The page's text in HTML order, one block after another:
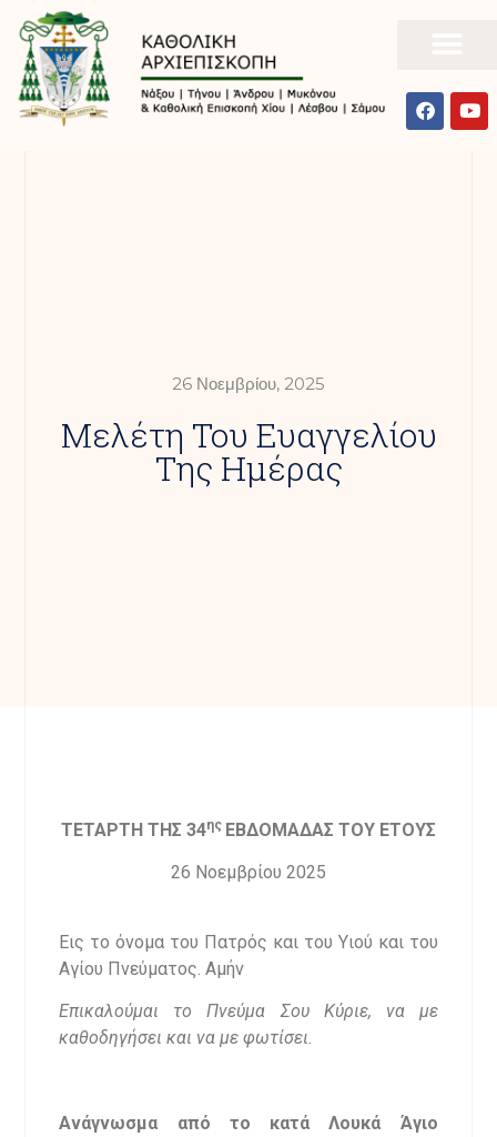
26 Νοεμβρίου, 2025
Mελέτη Του Ευαγγελίου
Της Ημέρας
ΤΕΤΑΡΤΗ ΤΗΣ 34ης ΕΒΔΟΜΑΔΑΣ ΤΟΥ ΕΤΟΥΣ
26 Νοεμβρίου 2025
Εις το όνομα του Πατρός και του Υιού και του
Αγίου Πνεύματος. Αμήν
Επικαλούμαι το Πνεύμα Σου Κύριε, να με
καθοδηγήσει και να με φωτίσει.
Ανάγνωσμα από το κατά Λουκά Άγιο